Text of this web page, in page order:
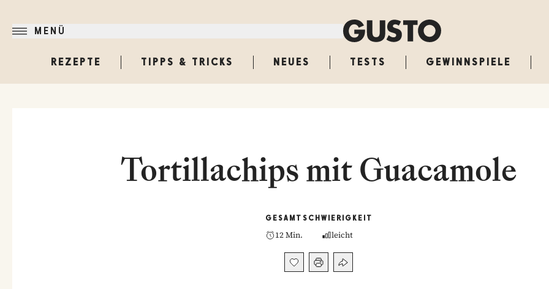
MENÜ
REZEPTE TIPPS & TRICKS NEUES TESTS GEWINNSPIELE
Tortillachips mit Guacamole
GESAMT
12 Min.
SCHWIERIGKEIT
leicht